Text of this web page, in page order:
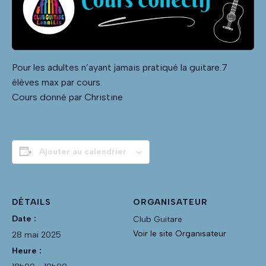
Pour les adultes n’ayant jamais pratiqué la guitare.7
élèves max par cours.
Cours donné par Christine
Ajouter au calendrier
DÉTAILS
Date :
28 mai 2025
Heure :
ORGANISATEUR
Club Guitare
Voir le site Organisateur